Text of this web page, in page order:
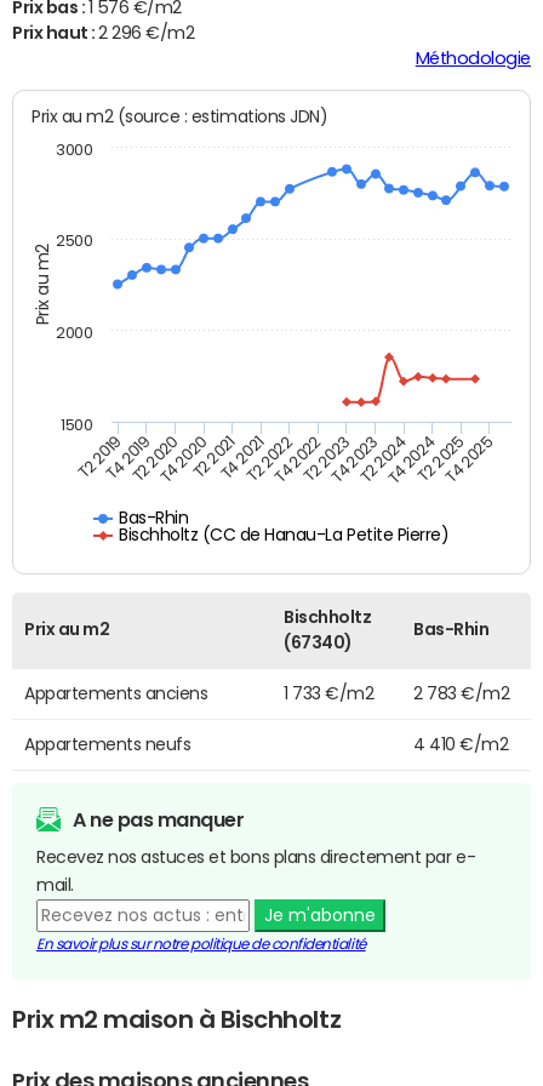
Prix bas : 1 576 €/m2
Prix haut :2 296 €/m2
Méthodologie
Prix au m2
Prix au m2 (source : estimations JDN)
Bas-Rhin
Bischholtz (CC de Hanau-La Petite Pierre)
T2 2019T4 2019T2 2020T4 2020T2 2021T4 2021T2 2022T4 2022T2 2023T4 2023T2 2024T4 2024T2 2025T4 2025
1500
2000
2500
3000
Prix au m2
Bischholtz
(67340)
Bas-Rhin
Appartements anciens 1 733 €/m2 2 783 €/m2
Appartements neufs 4 410 €/m2
A ne pas manquer
Recevez nos astuces et bons plans directement par e-
mail.
Je m'abonne
En savoir plus sur notre politique de confidentialité
Prix m2 maison à Bischholtz